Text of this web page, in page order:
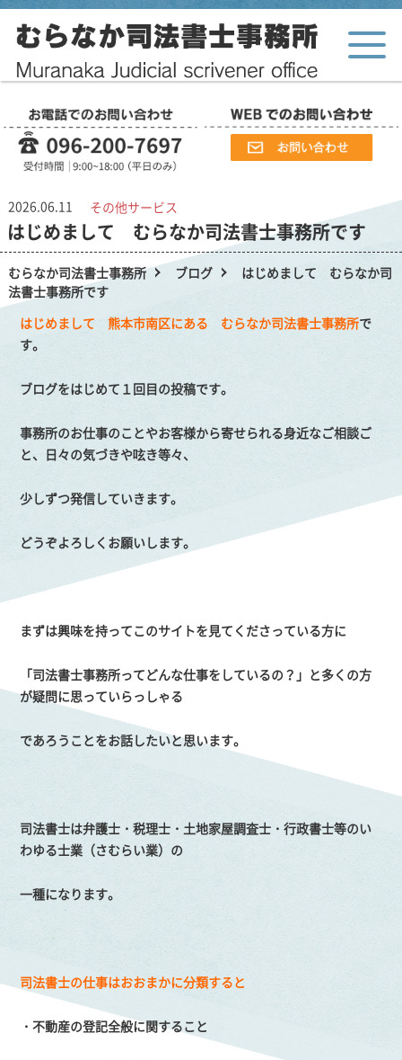
2026.06.11 その他サービス
はじめまして むらなか司法書士事務所です
むらなか司法書士事務所 ブログ
はじめまして むらなか司
法書士事務所です
はじめまして 熊本市南区にある むらなか司法書士事務所で
す。
ブログをはじめて１回目の投稿です。
事務所のお仕事のことやお客様から寄せられる身近なご相談ご
と、日々の気づきや呟き等々、
少しずつ発信していきます。
どうぞよろしくお願いします。
まずは興味を持ってこのサイトを見てくださっている方に
「司法書士事務所ってどんな仕事をしているの？」と多くの方
が疑問に思っていらっしゃる
であろうことをお話したいと思います。
司法書士は弁護士・税理士・土地家屋調査士・行政書士等のい
わゆる士業（さむらい業）の
一種になります。
司法書士の仕事はおおまかに分類すると
・不動産の登記全般に関すること